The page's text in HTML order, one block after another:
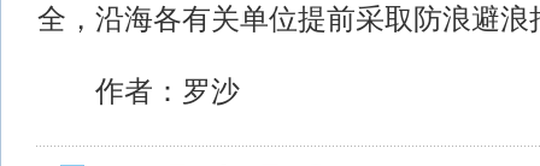
全，沿海各有关单位提前采取防浪避浪
作者：罗沙